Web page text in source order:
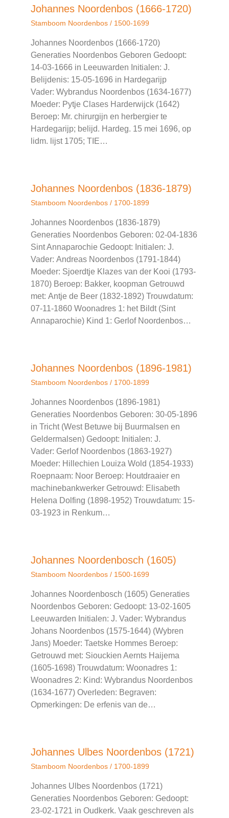
Johannes Noordenbos (1666-1720)
Stamboom Noordenbos / 1500-1699
Johannes Noordenbos (1666-1720)
Generaties Noordenbos Geboren Gedoopt:
14-03-1666 in Leeuwarden Initialen: J.
Belijdenis: 15-05-1696 in Hardegarijp
Vader: Wybrandus Noordenbos (1634-1677)
Moeder: ‎Pytje Clases Harderwijck (1642)‏‎
Beroep: Mr. chirurgijn en herbergier te
Hardegarijp; belijd. Hardeg. 15 mei 1696, op
lidm. lijst 1705; TIE…
Johannes Noordenbos (1836-1879)
Stamboom Noordenbos / 1700-1899
Johannes Noordenbos (1836-1879)
Generaties Noordenbos Geboren: 02-04-1836
Sint Annaparochie Gedoopt: Initialen: J.
Vader: Andreas Noordenbos (1791-1844)
Moeder: Sjoerdtje Klazes van der Kooi (1793-
1870) Beroep: Bakker, koopman Getrouwd
met: Antje de Beer (1832-1892) Trouwdatum:
07-11-1860 Woonadres 1: het Bildt (Sint
Annaparochie) Kind 1: Gerlof Noordenbos…
Johannes Noordenbos (1896-1981)
Stamboom Noordenbos / 1700-1899
Johannes Noordenbos (1896-1981)
Generaties Noordenbos Geboren: 30-05-1896
in Tricht (West Betuwe bij Buurmalsen en
Geldermalsen) Gedoopt: Initialen: J.
Vader: Gerlof Noordenbos (1863-1927)
Moeder: Hillechien Louiza Wold (1854-1933)
Roepnaam: Noor Beroep: Houtdraaier en
machinebankwerker Getrouwd: Elisabeth
Helena Dolfing (1898-1952) Trouwdatum: 15-
03-1923 in Renkum…
Johannes Noordenbosch (1605)
Stamboom Noordenbos / 1500-1699
Johannes Noordenbosch (1605) Generaties
Noordenbos Geboren: Gedoopt: 13-02-1605
Leeuwarden Initialen: J. Vader: Wybrandus
Johans Noordenbos (1575-1644) (Wybren
Jans) Moeder: Taetske Hommes Beroep:
Getrouwd met: Siouckien Aernts Haijema
(1605-1698) Trouwdatum: Woonadres 1:
Woonadres 2: Kind: Wybrandus Noordenbos
(1634-1677) Overleden: Begraven:
Opmerkingen: De erfenis van de…
Johannes Ulbes Noordenbos (1721)
Stamboom Noordenbos / 1700-1899
Johannes Ulbes Noordenbos (1721)
Generaties Noordenbos Geboren: Gedoopt:
23-02-1721 in Oudkerk. Vaak geschreven als